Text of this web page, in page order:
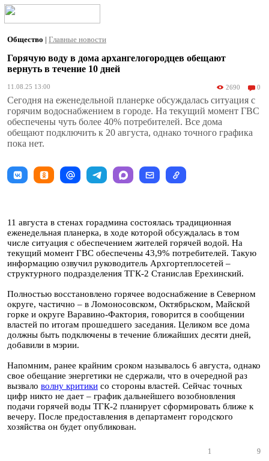
Общество | Главные новости
Горячую воду в дома архангелогородцев обещают
вернуть в течение 10 дней
11.08.25 13:00 2690 0
Сегодня на еженедельной планерке обсуждалась ситуация с
горячим водоснабжением в городе. На текущий момент ГВС
обеспечены чуть более 40% потребителей. Все дома
обещают подключить к 20 августа, однако точного графика
пока нет.
11 августа в стенах горадмина состоялась традиционная
еженедельная планерка, в ходе которой обсуждалась в том
числе ситуация с обеспечением жителей горячей водой. На
текущий момент ГВС обеспечены 43,9% потребителей. Такую
информацию озвучил руководитель Архгортеплосетей –
структурного подразделения ТГК-2 Станислав Ерехинский.
Полностью восстановлено горячее водоснабжение в Северном
округе, частично – в Ломоносовском, Октябрьском, Майской
горке и округе Варавино-Фактория, говорится в сообщении
властей по итогам прошедшего заседания. Целиком все дома
должны быть подключены в течение ближайших десяти дней,
добавили в мэрии.
Напомним, ранее крайним сроком называлось 6 августа, однако
свое обещание энергетики не сдержали, что в очередной раз
вызвало волну критики со стороны властей. Сейчас точных
цифр никто не дает – график дальнейшего возобновления
подачи горячей воды ТГК-2 планирует сформировать ближе к
вечеру. После предоставления в департамент городского
хозяйства он будет опубликован.
1 9